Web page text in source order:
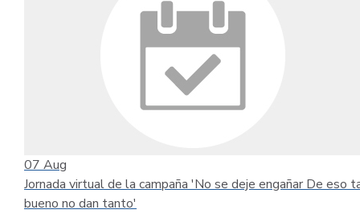
07 Aug
Jornada virtual de la campaña 'No se deje engañar De eso
bueno no dan tanto'